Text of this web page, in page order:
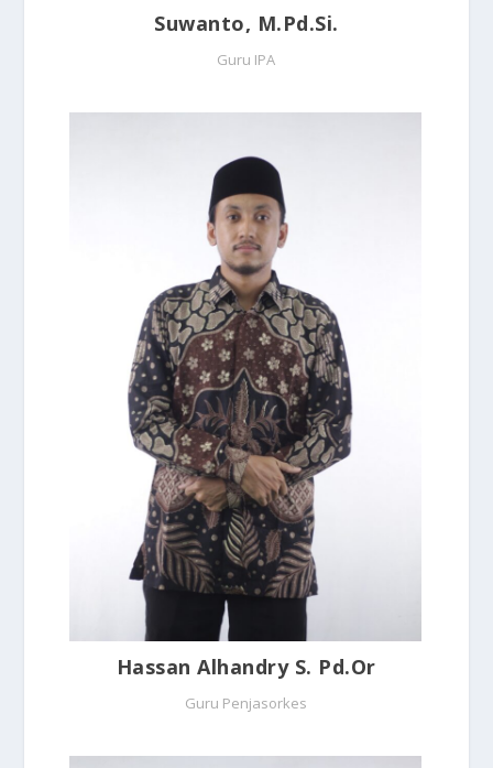
Suwanto, M.Pd.Si.
Guru IPA
Hassan Alhandry S. Pd.Or
Guru Penjasorkes